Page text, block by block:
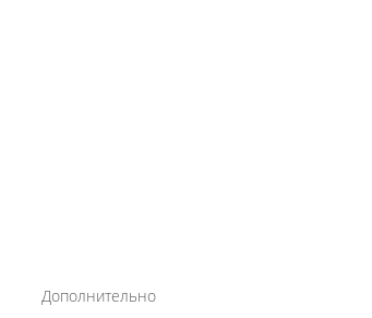
Дополнительно